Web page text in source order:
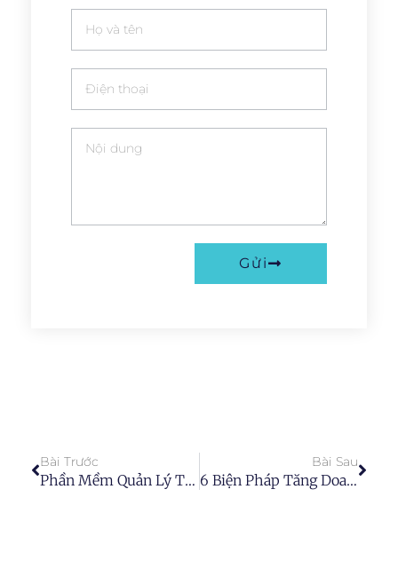
Gửi
Bài Trước
Phần Mềm Quản Lý Tiến Độ Sửa Chữa
Bài Sau
6 Biện Pháp Tăng Doanh Thu Cho Gara Ô Tô